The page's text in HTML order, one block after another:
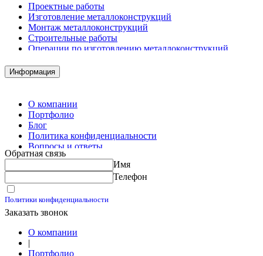
Проектные работы
Изготовление металлоконструкций
Монтаж металлоконструкций
Строительные работы
Операции по изготовлению металлоконструкций
Комплектация металлопроката
Изготовление винтовых свай
Информация
О компании
Портфолио
Блог
Политика конфиденциальности
Вопросы и ответы
Контакты
Обратная связь
Имя
Телефон
Политики конфиденциальности
Заказать звонок
О компании
|
Портфолио